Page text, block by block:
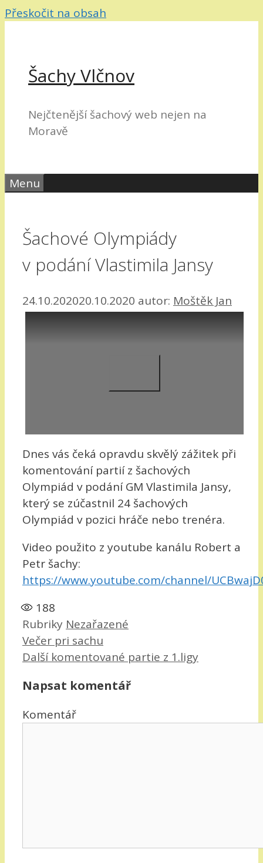
Přeskočit na obsah
Šachy Vlčnov
Nejčtenější šachový web nejen na
Moravě
Menu
Šachové Olympiády
v podání Vlastimila Jansy
24.10.202020.10.2020 autor: Moštěk Jan
Dnes vás čeká opravdu skvělý zážitek při
komentování partií z šachových
Olympiád v podání GM Vlastimila Jansy,
který se zúčastnil 24 šachových
Olympiád v pozici hráče nebo trenéra.
Video použito z youtube kanálu Robert a
Petr šachy:
https://www.youtube.com/channel/
188
Rubriky Nezařazené
Večer pri sachu
Další komentované partie z 1.ligy
Napsat komentář
Komentář